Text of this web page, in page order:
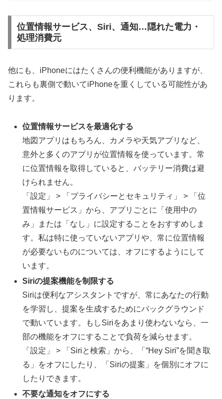
位置情報サービス、Siri、通知…隠れた電力・
処理消費元
他にも、iPhoneにはたくさんの便利機能がありますが、
これらも裏側で動いてiPhoneを重くしている可能性があ
ります。
位置情報サービスを最適化する
地図アプリはもちろん、カメラや天気アプリなど、
意外と多くのアプリが位置情報を使っています。常
に位置情報を取得していると、バッテリー消費は避
けられません。
「設定」 > 「プライバシーとセキュリティ」 > 「位
置情報サービス」から、アプリごとに「使用中の
み」または「なし」に設定することをおすすめしま
す。私は特に使っていないアプリや、常に位置情報
が必要ないものについては、オフにするようにして
います。
Siriの提案機能を制限する
Siriは便利なアシスタントですが、常にあなたの行動
を学習し、提案を生成するためにバックグラウンド
で動いています。もしSiriをあまり使わないなら、一
部の機能をオフにすることで負荷を減らせます。
「設定」 > 「Siriと検索」から、「“Hey Siri”を聞き取
る」をオフにしたり、「Siriの提案」を個別にオフに
したりできます。
不要な通知をオフにする